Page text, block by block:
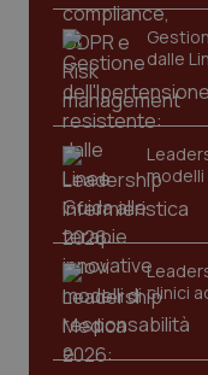
dalle
clinici
tracking-